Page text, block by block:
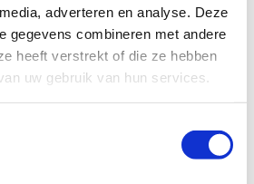
adverteren en analyse. Deze
gegevens combineren met andere
heeft verstrekt of die ze hebben
uw gebruik van hun services.
€ 21,20